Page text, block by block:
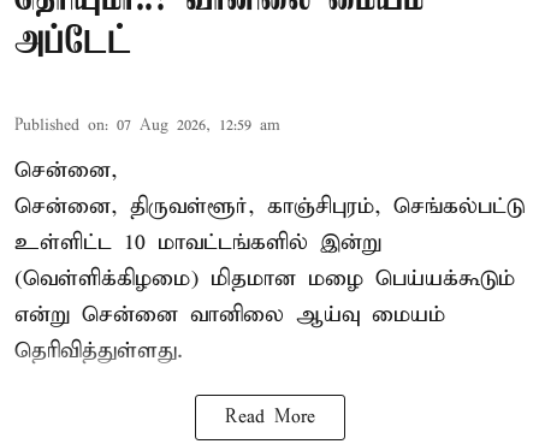
அப்டேட்
Published on: 07 Aug 2026, 12:59 am
சென்னை,
சென்னை, திருவள்ளூர், காஞ்சிபுரம், செங்கல்பட்டு
உள்ளிட்ட 10 மாவட்டங்களில் இன்று
(வெள்ளிக்கிழமை) மிதமான மழை பெய்யக்கூடும்
என்று சென்னை வானிலை ஆய்வு மையம்
தெரிவித்துள்ளது.
Read More